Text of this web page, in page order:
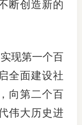
断创造新的
现第一个百
全面建设社
向第二个百
伟大历史进